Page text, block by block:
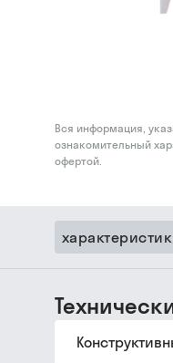
Вся информация,
ознакомительный
офертой.